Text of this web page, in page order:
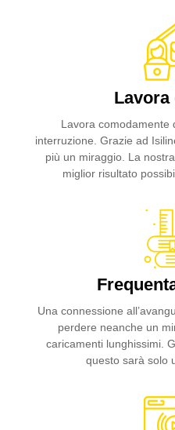
Lavora
Lavora comodamente
interruzione. Grazie ad
più un miraggio. La
miglior risultato
Una connessione
perdere neanche un
caricamenti lunghissimi.
questo sarà solo